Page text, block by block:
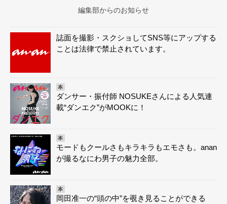
編集部からのお知らせ
誌面を撮影・スクショしてSNS等にアップする
ことは法律で禁止されています。
本
ダンサー・振付師 NOSUKEさんによる人気連
載“ダンエク”がMOOKに！
本
モードもクールさもキラキラもエモさも。anan
が撮るなにわ男子の魅力全部。
本
岡田准一の“頭の中”を覗き見ることができる